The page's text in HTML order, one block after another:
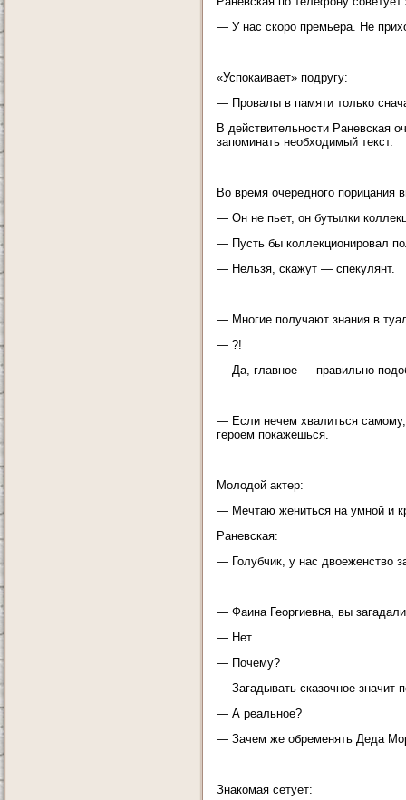
— У нас скоро премьера. Не
«Успокаивает» подругу:
— Провалы в памяти только
В действительности Раневская
запоминать необходимый текст.
Во время очередного порицания
— Он не пьет, он бутылки
— Пусть бы коллекционировал
— Нельзя, скажут — спекулянт.
— Многие получают знания в
— ?!
— Да, главное — правильно
— Если нечем хвалиться самому,
героем покажешься.
Молодой актер:
— Мечтаю жениться на умной и
Раневская:
— Голубчик, у нас двоеженство
— Фаина Георгиевна, вы
— Нет.
— Почему?
— Загадывать сказочное значит
— А реальное?
— Зачем же обременять Деда
Знакомая сетует: